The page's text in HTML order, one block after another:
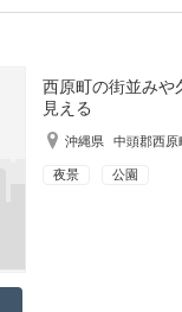
西原町の街並みや
見える
沖縄県 中頭郡西原
夜景 公園